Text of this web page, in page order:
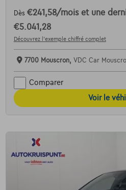
Dès €241,58/mois et une
€5.041,28
Découvrez l’exemple chiffré complet
7700 Mouscron, VDC Car
Comparer
Voir le